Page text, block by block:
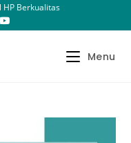
HP Berkualitas
Menu